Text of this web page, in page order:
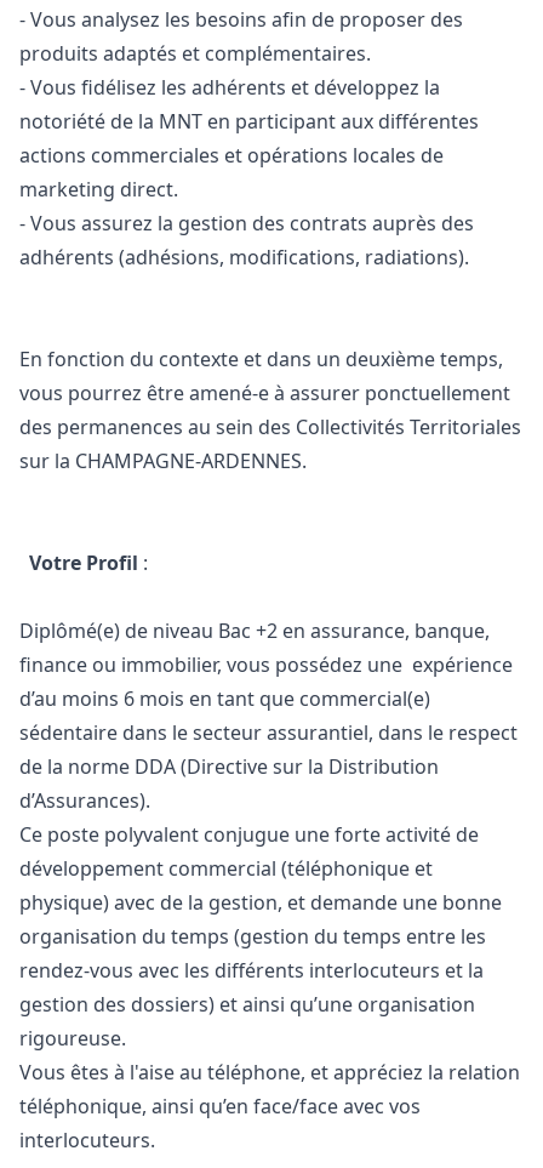
- Vous analysez les besoins afin de proposer des
produits adaptés et complémentaires.
- Vous fidélisez les adhérents et développez la
notoriété de la MNT en participant aux différentes
actions commerciales et opérations locales de
marketing direct.
- Vous assurez la gestion des contrats auprès des
adhérents (adhésions, modifications, radiations).
En fonction du contexte et dans un deuxième temps,
vous pourrez être amené-e à assurer ponctuellement
des permanences au sein des Collectivités Territoriales
sur la CHAMPAGNE-ARDENNES.
Votre Profil :
Diplômé(e) de niveau Bac +2 en assurance, banque,
finance ou immobilier, vous possédez une expérience
d’au moins 6 mois en tant que commercial(e)
sédentaire dans le secteur assurantiel, dans le respect
de la norme DDA (Directive sur la Distribution
d’Assurances).
Ce poste polyvalent conjugue une forte activité de
développement commercial (téléphonique et
physique) avec de la gestion, et demande une bonne
organisation du temps (gestion du temps entre les
rendez-vous avec les différents interlocuteurs et la
gestion des dossiers) et ainsi qu’une organisation
rigoureuse.
Vous êtes à l'aise au téléphone, et appréciez la relation
téléphonique, ainsi qu’en face/face avec vos
interlocuteurs.